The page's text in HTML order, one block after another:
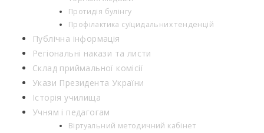
Протидія булінгу
Профілактика суїцидальних тенденцій
Публічна інформація
Регіональні накази та листи
Склад приймальної комісії
Укази Президента України
Історія училища
Учням і педагогам
Віртуальний методичний кабінет